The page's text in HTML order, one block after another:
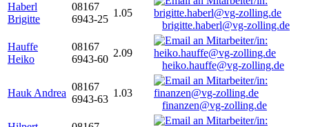
Haberl
Brigitte
08167
6943-25
1.05
brigitte.haberl@vg-zolling.de
Hauffe
Heiko
08167
6943-60
2.09
heiko.hauffe@vg-zolling.de
Hauk Andrea
08167
6943-63
1.03
finanzen@vg-zolling.de